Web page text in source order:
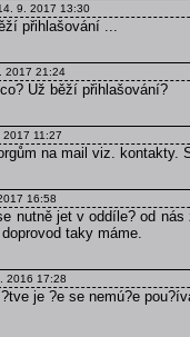
9. 2017 13:30
přihlašování ...
2017 21:24
Už běží přihlašování?
2017 11:27
na mail viz. kontakty.
16:58
nutně jet v oddíle? od
taky máme.
2016 17:28
je ?e se nemú?e